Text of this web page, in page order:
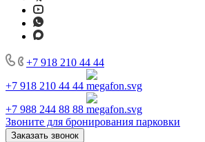
+7 918 210 44 44
+7 918 210 44 44
+7 988 244 88 88
Звоните для бронирования парковки
Заказать звонок